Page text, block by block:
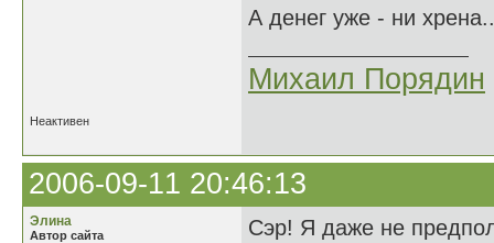
А денег уже - ни
Михаил Порядин
Неактивен
2006-09-11 20:46:13
Элина
Автор сайта
Сэр! Я даже не